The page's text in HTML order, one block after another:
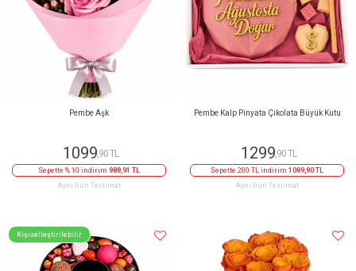
Pembe Aşk
1099,90 TL
Sepette % 10 indirim 989,91 TL
Aynı Gün Teslimat
Pembe Kalp Pinyata Çikolata Büyük Kutu
1299,90 TL
Sepette 200 TL indirim 1099,90 TL
Aynı Gün Teslimat
Kişiselleştirilebilir